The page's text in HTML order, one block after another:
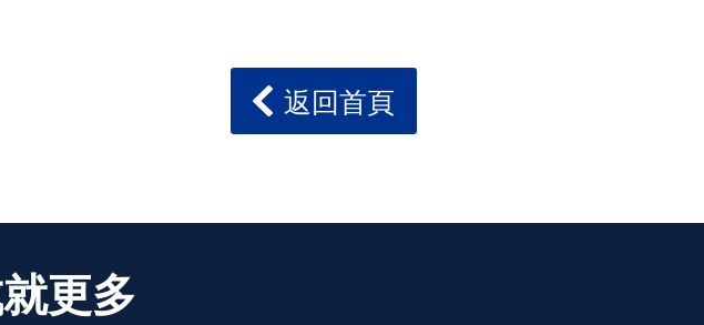
返回首頁
更多